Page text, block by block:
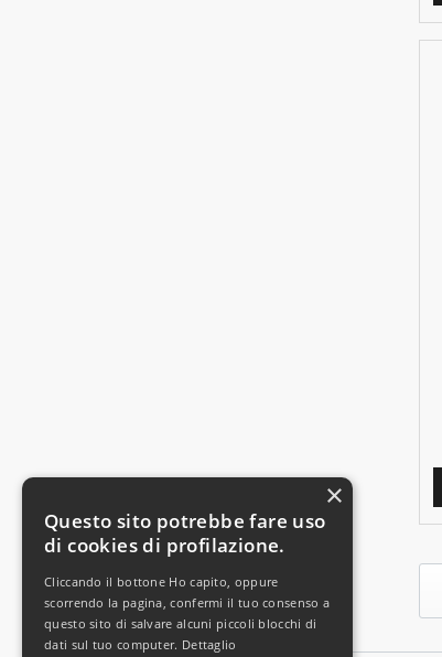
Questo sito potrebbe fare uso
di cookies di profilazione.
Cliccando il bottone Ho capito, oppure
scorrendo la pagina, confermi il tuo consenso a
questo sito di salvare alcuni piccoli blocchi di
dati sul tuo computer. Dettaglio
×